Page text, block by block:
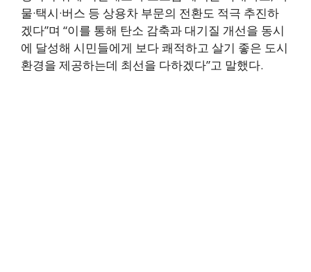
물·택시·버스 등 상용차 부문의 전환도 적극 추진하
겠다”며 “이를 통해 탄소 감축과 대기질 개선을 동시
에 달성해 시민들에게 보다 쾌적하고 살기 좋은 도시
환경을 제공하는데 최선을 다하겠다”고 말했다.